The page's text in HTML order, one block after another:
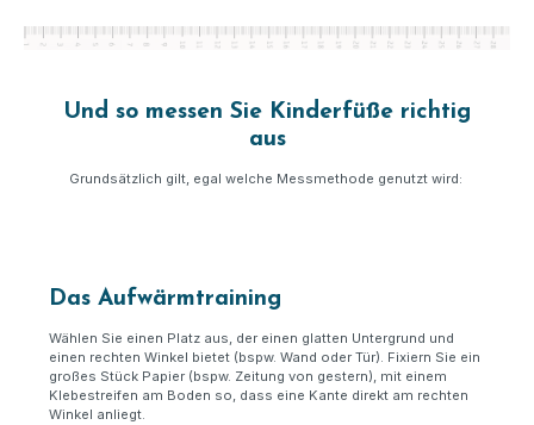
Und so messen Sie Kinderfüße richtig
aus
Grundsätzlich gilt, egal welche Messmethode genutzt wird:
Das Aufwärmtraining
Wählen Sie einen Platz aus, der einen glatten Untergrund und
einen rechten Winkel bietet (bspw. Wand oder Tür). Fixiern Sie ein
großes Stück Papier (bspw. Zeitung von gestern), mit einem
Klebestreifen am Boden so, dass eine Kante direkt am rechten
Winkel anliegt.